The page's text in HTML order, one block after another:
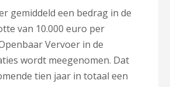
gemiddeld een bedrag in de
van 10.000 euro per
Vervoer in de
wordt meegenomen. Dat
tien jaar in totaal een